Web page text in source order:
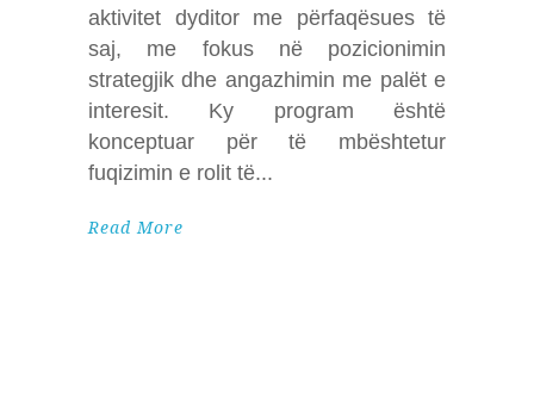
aktivitet dyditor me përfaqësues të
saj, me fokus në pozicionimin
strategjik dhe angazhimin me palët e
interesit. Ky program është
konceptuar për të mbështetur
fuqizimin e rolit të
Read More